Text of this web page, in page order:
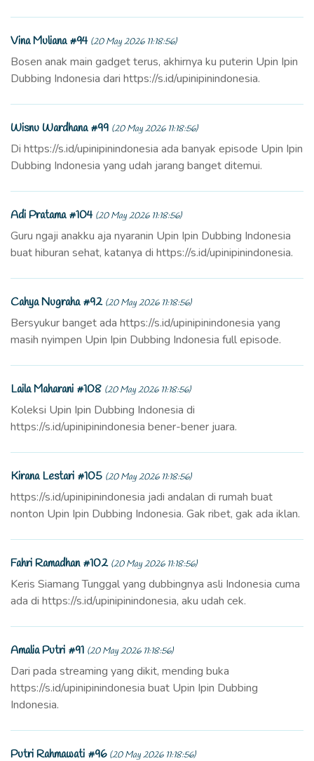
Vina Muliana #94 (20 May 2026 11:18:56)
Bosen anak main gadget terus, akhirnya ku puterin Upin Ipin
Dubbing Indonesia dari https://s.id/upinipinindonesia.
Wisnu Wardhana #99 (20 May 2026 11:18:56)
Di https://s.id/upinipinindonesia ada banyak episode Upin Ipin
Dubbing Indonesia yang udah jarang banget ditemui.
Adi Pratama #104 (20 May 2026 11:18:56)
Guru ngaji anakku aja nyaranin Upin Ipin Dubbing Indonesia
buat hiburan sehat, katanya di https://s.id/upinipinindonesia.
Cahya Nugraha #92 (20 May 2026 11:18:56)
Bersyukur banget ada https://s.id/upinipinindonesia yang
masih nyimpen Upin Ipin Dubbing Indonesia full episode.
Laila Maharani #108 (20 May 2026 11:18:56)
Koleksi Upin Ipin Dubbing Indonesia di
https://s.id/upinipinindonesia bener-bener juara.
Kirana Lestari #105 (20 May 2026 11:18:56)
https://s.id/upinipinindonesia jadi andalan di rumah buat
nonton Upin Ipin Dubbing Indonesia. Gak ribet, gak ada iklan.
Fahri Ramadhan #102 (20 May 2026 11:18:56)
Keris Siamang Tunggal yang dubbingnya asli Indonesia cuma
ada di https://s.id/upinipinindonesia, aku udah cek.
Amalia Putri #91 (20 May 2026 11:18:56)
Dari pada streaming yang dikit, mending buka
https://s.id/upinipinindonesia buat Upin Ipin Dubbing
Indonesia.
Putri Rahmawati #96 (20 May 2026 11:18:56)